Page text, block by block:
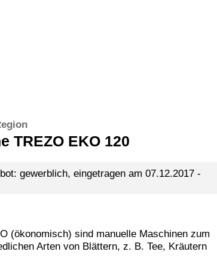
TREZO EKO 120
gewerblich, eingetragen am 07.12.2017 -
(ökonomisch) sind manuelle Maschinen zum
Arten von Blättern, z. B. Tee, Kräutern